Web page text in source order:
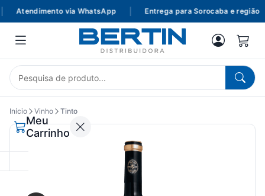
Atendimento via WhatsApp Entrega para Sorocaba e região
Meu
Carrinho
Início Vinho Tinto